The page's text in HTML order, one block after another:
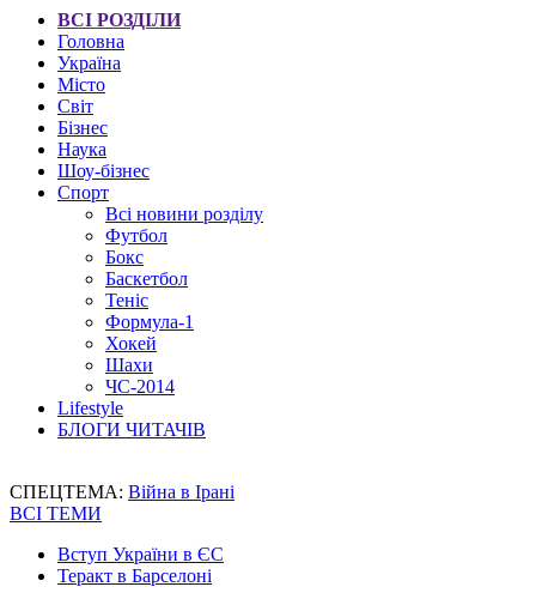
ВСІ РОЗДІЛИ
Головна
Україна
Місто
Світ
Бізнес
Наука
Шоу-бізнес
Спорт
Всі новини розділу
Футбол
Бокс
Баскетбол
Теніс
Формула-1
Хокей
Шахи
ЧС-2014
Lifestyle
БЛОГИ ЧИТАЧІВ
СПЕЦТЕМА: Війна в Ірані
ВСІ ТЕМИ
Вступ України в ЄС
Теракт в Барселоні